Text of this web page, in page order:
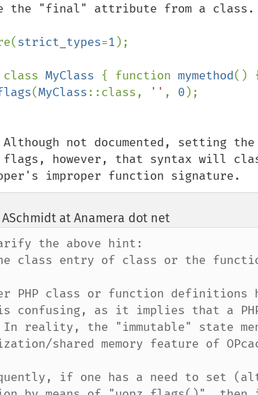
strict_types=1 );
MyClass { function mymethod
(MyClass::class, '' , 0
Although not documented, setting
flags, however, that syntax will
improper function signature.
ASchmidt at Anamera dot net¶
the above hint:
class entry of class or the
PHP class or function definitions
confusing, as it implies that a PHP
reality, the "immutable" state
shared memory feature of
if one has a need to set